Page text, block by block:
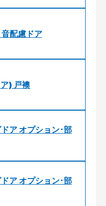
配慮ドア
) 戸襖
ア オプション･部
ア オプション･部